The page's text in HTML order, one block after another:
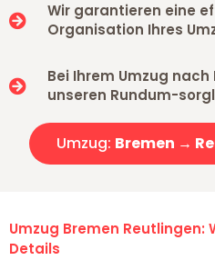
Wir garantieren eine
Organisation Ihres
Bei Ihrem Umzug
unseren Rundum-
Umzug: Bremen →
Umzug Bremen
Details